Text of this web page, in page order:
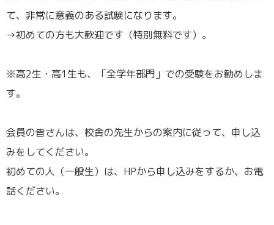
て、非常に意義のある試験になります。
→初めての方も大歓迎です（特別無料です）。
※高2生・高1生も、「全学年部門」での受験をお勧めしま
す。
会員の皆さんは、校舎の先生からの案内に従って、申し込
みをしてください。
初めての人（一般生）は、HPから申し込みをするか、お電
話ください。